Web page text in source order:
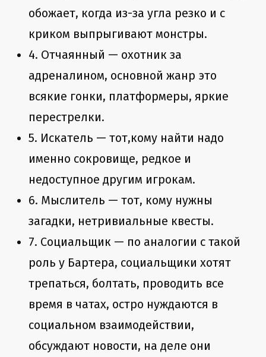
обожает, когда из-за угла резко и с
криком выпрыгивают монстры.
4. Отчаянный — охотник за
адреналином, основной жанр это
всякие гонки, платформеры, яркие
перестрелки.
5. Искатель — тот,кому найти надо
именно сокровище, редкое и
недоступное другим игрокам.
6. Мыслитель — тот, кому нужны
загадки, нетривиальные квесты.
7. Социальщик — по аналогии с такой
роль у Бартера, социальщики хотят
трепаться, болтать, проводить все
время в чатах, остро нуждаются в
социальном взаимодействии,
обсуждают новости, на деле они